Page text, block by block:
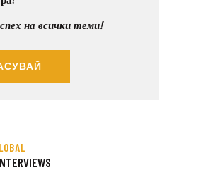
на всички теми!